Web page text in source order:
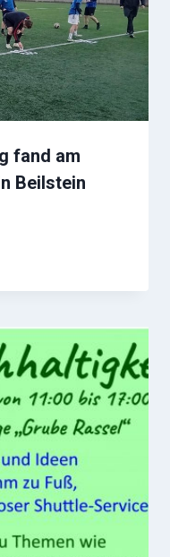
fand am
Beilstein